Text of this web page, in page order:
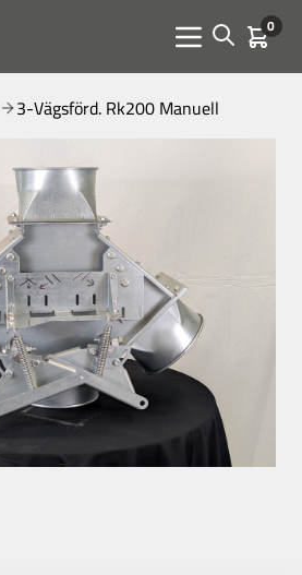
Menu toggle
Open 0
3-Vägsförd. Rk200 Manuell